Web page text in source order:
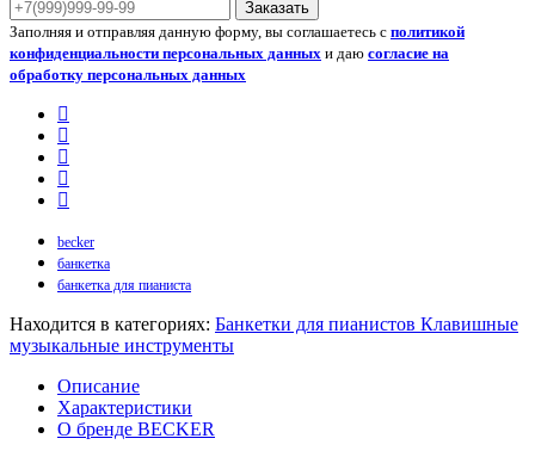
Заказать
Заполняя и отправляя данную форму, вы соглашаетесь с политикой
конфиденциальности персональных данных и даю согласие на
обработку персональных данных
becker
банкетка
банкетка для пианиста
Находится в категориях: Банкетки для пианистов Клавишные
музыкальные инструменты
Описание
Характеристики
О бренде BECKER